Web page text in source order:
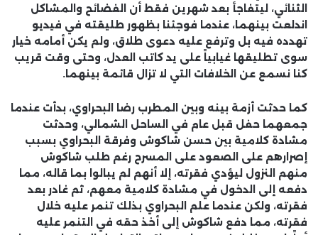
الثنائي، ليتفاجأ بعد شهرين فقط أن الفضائح والمشاكل
اندلعت بينهما، عندما فوجئنا بظهور طليقته في فيديو
تهدده فيه بل وترفع عليه دعوى طلاق، ولم يكن أمامه خيار
سوى تطليقها غيابياً على يد كاتب العدل، وحتى وقت قريب
كنا نسمع عن الخلافات التي لا تزال قائمة بينهما.
كما حدثت أزمة بينه وبين المطرب رضا البحراوي، بدأت عندما
جمعهما حفل قبل عام في الساحل الشمالي، وحدثت
مشادة كلامية بين حسن شاكوش وفرقة البحراوي بسبب
إصرارهم على الصعود على المسرح رغم طلب شاكوش
منهم النزول ليؤدي فقرته، إلا أنهم لم يبالوا بما قاله، مما
دفعه إلى الدخول في مشادة كلامية معهم، ثم غادر بعد
فقرته، ولكن عندما علم البحراوي بذلك تنمر عليه خلال
فقرته، مما دفع شاكوش إلى أخذ حقه في التنمر عليه